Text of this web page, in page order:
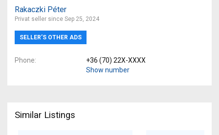
Rakaczki Péter
Privat seller since Sep 25, 2024
SELLER’S OTHER ADS
Phone
+36 (70) 22X-XXXX
Show number
Similar Listings